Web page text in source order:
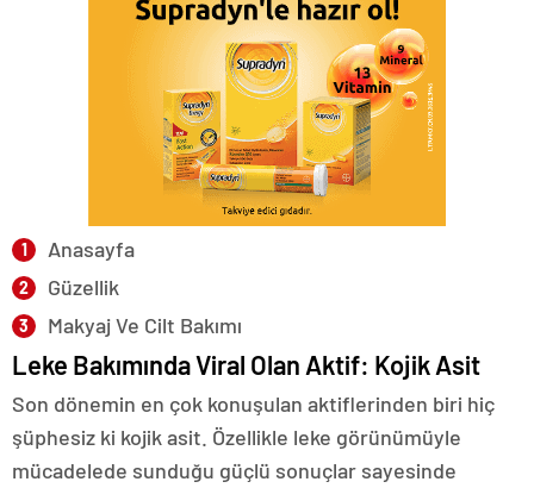
Anasayfa
Güzellik
Makyaj Ve Cilt Bakımı
Leke Bakımında Viral Olan Aktif: Kojik Asit
Son dönemin en çok konuşulan aktiflerinden biri hiç
şüphesiz ki kojik asit. Özellikle leke görünümüyle
mücadelede sunduğu güçlü sonuçlar sayesinde